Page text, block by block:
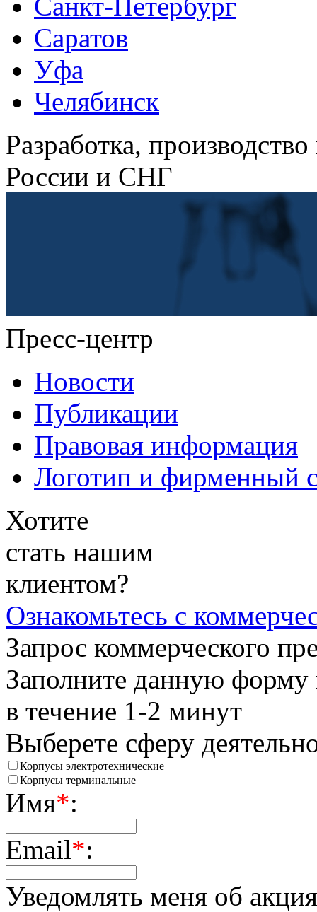
Саратов
Уфа
Челябинск
Разработка,
России и СНГ
Пресс-центр
Новости
Публикации
Правовая информация
Логотип и фирменный
Хотите
стать нашим
клиентом?
Ознакомьтесь с
Запрос коммерческого
Заполните данную
в течение 1-2 минут
Выберете сферу
Корпусы электротехнические
Корпусы терминальные
Имя*:
Email*:
Уведомлять меня об